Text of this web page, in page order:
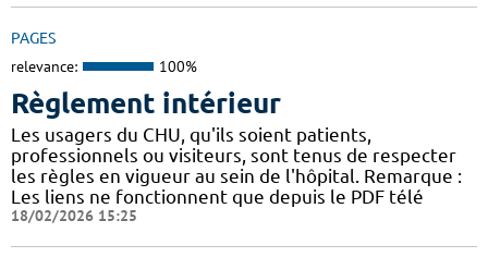
PAGES
relevance: 100%
Règlement intérieur
Les usagers du CHU, qu'ils soient patients,
professionnels ou visiteurs, sont tenus de respecter
les règles en vigueur au sein de l'hôpital. Remarque :
Les liens ne fonctionnent que depuis le PDF télé
18/02/2026 15:25